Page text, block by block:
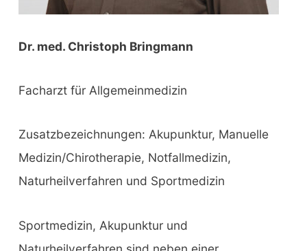
Dr. med. Christoph Bringmann
Facharzt für Allgemeinmedizin
Zusatzbezeichnungen: Akupunktur, Manuelle
Medizin/Chirotherapie, Notfallmedizin,
Naturheilverfahren und Sportmedizin
Sportmedizin, Akupunktur und